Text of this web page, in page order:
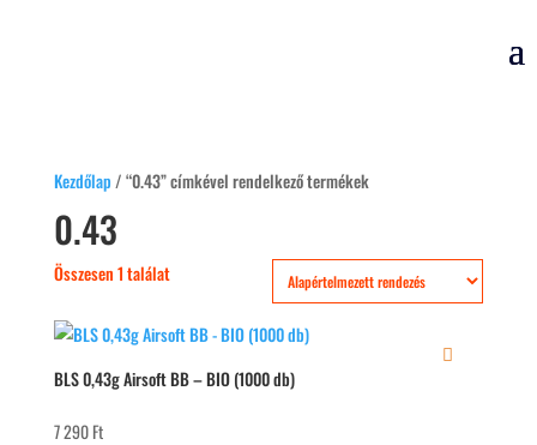
Kezdőlap / “0.43” címkével rendelkező termékek
0.43
Összesen 1 találat
BLS 0,43g Airsoft BB – BIO (1000 db)
7 290Ft